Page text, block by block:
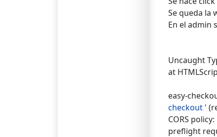
Se queda la
En el admin
Uncaught
at
easy-
checkout '
CORS
preflight